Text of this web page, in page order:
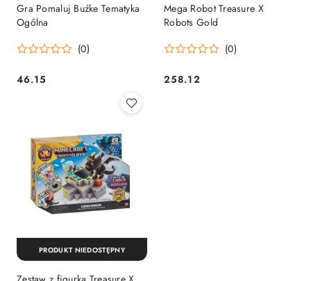
Gra Pomaluj Buźke Tematyka
Ogólna
(0)
Cena:
46.15
Mega Robot Treasure X
Robots Gold
(0)
Cena:
258.12
PRODUKT NIEDOSTĘPNY